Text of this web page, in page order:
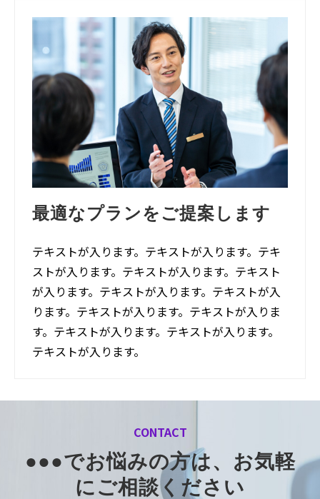
最適なプランをご提案します
テキストが入ります。テキストが入ります。テキ
ストが入ります。テキストが入ります。テキスト
が入ります。テキストが入ります。テキストが入
ります。テキストが入ります。テキストが入りま
す。テキストが入ります。テキストが入ります。
テキストが入ります。
CONTACT
●●●でお悩みの方は、お気軽
にご相談ください